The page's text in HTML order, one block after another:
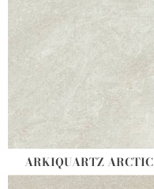
ARKIQUARTZ ARCTIC